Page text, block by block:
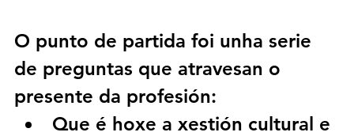
O punto de partida foi unha serie
de preguntas que atravesan o
presente da profesión:
Que é hoxe a xestión cultural e